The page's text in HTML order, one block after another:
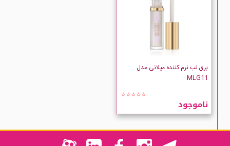
برق لب نرم کننده میلانی مدل
MLG11
☆☆☆☆☆
ناموجود